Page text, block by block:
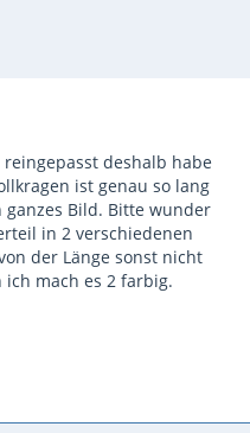
deshalb habe
ist genau so lang
Bild. Bitte wunder
in 2 verschiedenen
der Länge sonst nicht
mach es 2 farbig.